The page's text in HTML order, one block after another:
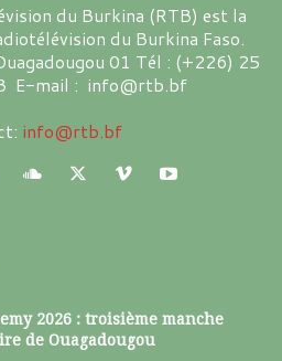
du Burkina (RTB) est la
du Burkina Faso.
01 Tél : (+226) 25
E-mail : info@rtb.bf
info@rtb.bf
2026 : troisième manche
de Ouagadougou